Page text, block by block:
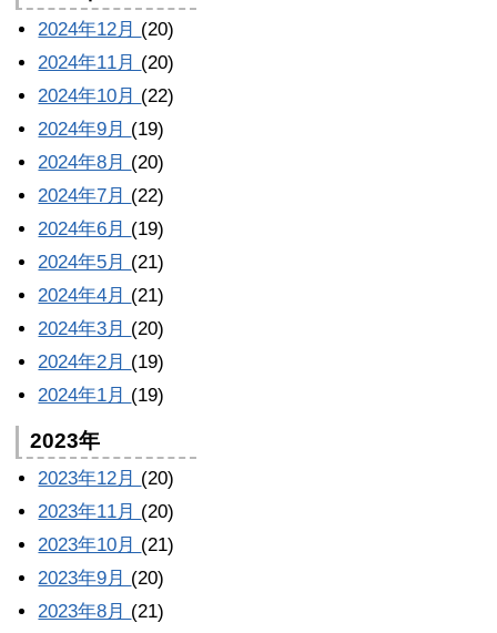
2024年12月 (20)
2024年11月 (20)
2024年10月 (22)
2024年9月 (19)
2024年8月 (20)
2024年7月 (22)
2024年6月 (19)
2024年5月 (21)
2024年4月 (21)
2024年3月 (20)
2024年2月 (19)
2024年1月 (19)
2023年
2023年12月 (20)
2023年11月 (20)
2023年10月 (21)
2023年9月 (20)
2023年8月 (21)